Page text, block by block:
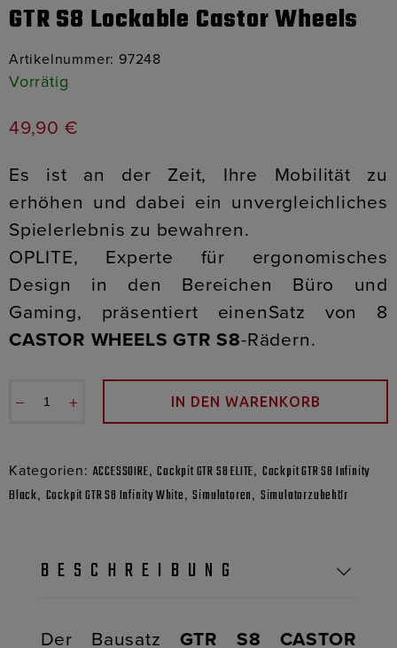
GTR S8 Lockable Castor Wheels
Artikelnummer: 97248
Vorrätig
49,90 €
Es ist an der Zeit, Ihre Mobilität zu
erhöhen und dabei ein unvergleichliches
Spielerlebnis zu bewahren.
OPLITE, Experte für ergonomisches
Design in den Bereichen Büro und
Gaming, präsentiert einenSatz von 8
CASTOR WHEELS GTR S8-Rädern.
− + IN DEN WARENKORB
Kategorien: ACCESSOIRE,Cockpit GTR S8 ELITE, Cockpit GTR S8 Infinity
Black, Cockpit GTR S8 Infinity White,Simulatoren, Simulatorzubehör
BESCHREIBUNG
Der Bausatz GTR S8 CASTOR